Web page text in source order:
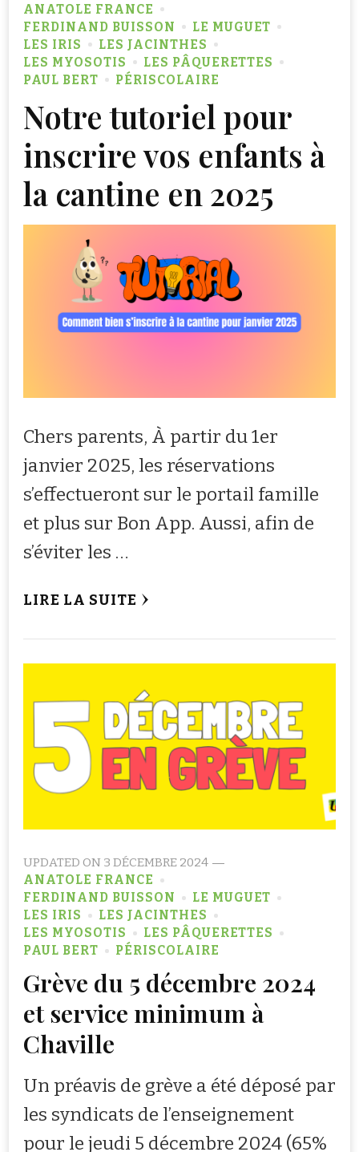
ANATOLE FRANCE
FERDINAND BUISSON
LE MUGUET
LES IRIS
LES JACINTHES
LES MYOSOTIS
LES PÂQUERETTES
PAUL BERT
PÉRISCOLAIRE
Notre tutoriel pour
inscrire vos enfants à
la cantine en 2025
Chers parents, À partir du 1er
janvier 2025, les réservations
s’effectueront sur le portail famille
et plus sur Bon App. Aussi, afin de
s’éviter les …
LIRE LA SUITE
UPDATED ON 3 DÉCEMBRE 2024
ANATOLE FRANCE
FERDINAND BUISSON
LE MUGUET
LES IRIS
LES JACINTHES
LES MYOSOTIS
LES PÂQUERETTES
PAUL BERT
PÉRISCOLAIRE
Grève du 5 décembre 2024
et service minimum à
Chaville
Un préavis de grève a été déposé par
les syndicats de l’enseignement
pour le jeudi 5 décembre 2024 (65%